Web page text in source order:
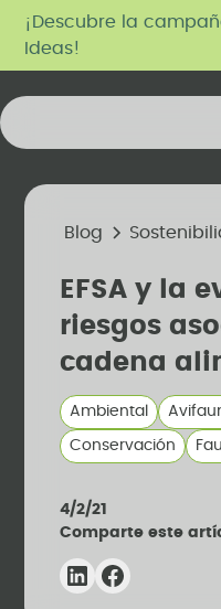
¡Descubre la
Ideas!
Blog
EFSA y la
riesgos
cadena
Ambiental
Conservación
4/2/21
Comparte este